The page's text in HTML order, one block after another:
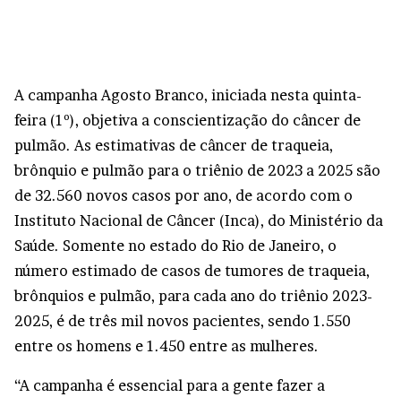
A campanha Agosto Branco, iniciada nesta quinta-
feira (1º), objetiva a conscientização do câncer de
pulmão. As estimativas de câncer de traqueia,
brônquio e pulmão para o triênio de 2023 a 2025 são
de 32.560 novos casos por ano, de acordo com o
Instituto Nacional de Câncer (Inca), do Ministério da
Saúde. Somente no estado do Rio de Janeiro, o
número estimado de casos de tumores de traqueia,
brônquios e pulmão, para cada ano do triênio 2023-
2025, é de três mil novos pacientes, sendo 1.550
entre os homens e 1.450 entre as mulheres.
“A campanha é essencial para a gente fazer a